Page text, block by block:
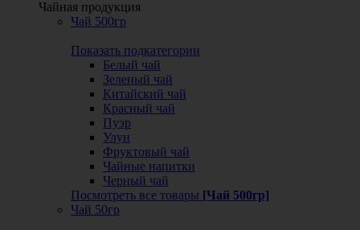
Чайная продукция
Чай 500гр
Показать подкатегории
Белый чай
Зеленый чай
Китайский чай
Красный чай
Пуэр
Улун
Фруктовый чай
Чайные напитки
Черный чай
Посмотреть все товары [Чай 500гр]
Чай 50гр